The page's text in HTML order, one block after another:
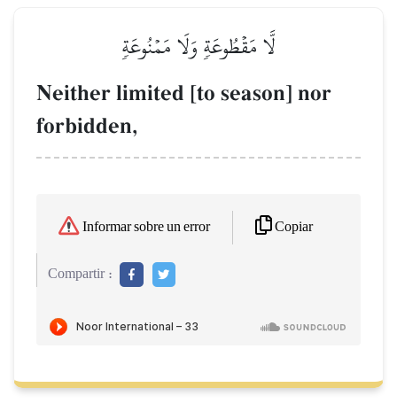
لَّا مَقۡطُوعَةٖ وَلَا مَمۡنُوعَةٖ
Neither limited [to season] nor
forbidden,
Informar sobre un error Copiar
Compartir :